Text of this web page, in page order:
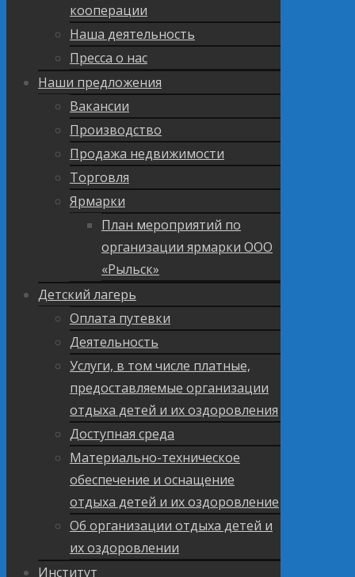
кооперации
Наша деятельность
Пресса о нас
Наши предложения
Вакансии
Производство
Продажа недвижимости
Торговля
Ярмарки
План мероприятий по
организации ярмарки ООО
«Рыльск»
Детский лагерь
Оплата путевки
Деятельность
Услуги, в том числе платные,
предоставляемые организации
отдыха детей и их оздоровления
Доступная среда
Материально-техническое
обеспечение и оснащение
отдыха детей и их оздоровление
Об организации отдыха детей и
их оздоровлении
Институт